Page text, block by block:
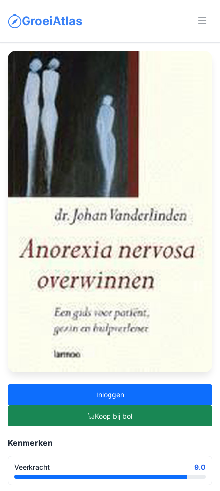
GroeiAtlas
Inloggen
Koop bij bol
Kenmerken
Veerkracht 9.0